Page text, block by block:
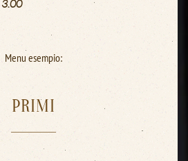
3.00
Menu esempio:
PRIMI